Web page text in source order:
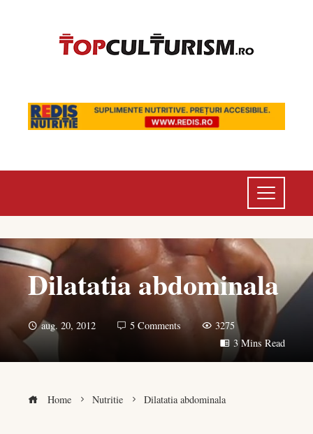
Dilatatia abdominala
aug. 20, 2012 5 Comments
3275
3 Mins Read
Home Nutritie Dilatatia abdominala